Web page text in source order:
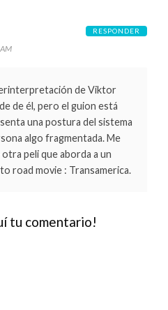
de Viktor
de él, pero el guion está
una postura del sistema
algo fragmentada. Me
peli que aborda a un
road movie : Transamerica.
RESPONDER
tu comentario!